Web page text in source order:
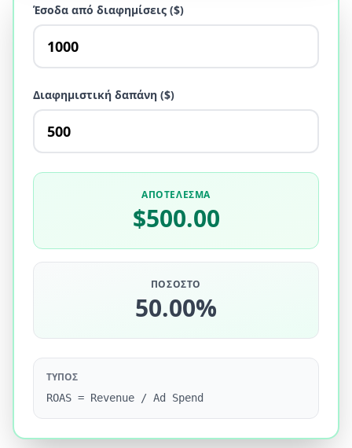
Έσοδα από διαφημίσεις ($)
Διαφημιστική δαπάνη ($)
ΑΠΟΤΈΛΕΣΜΑ
$500.00
ΠΟΣΟΣΤΌ
50.00%
ΤΎΠΟΣ
ROAS = Revenue / Ad Spend